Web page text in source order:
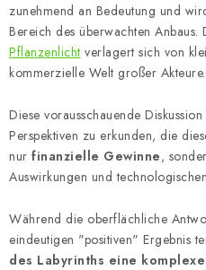
SMARTER GARTEN
Geschäftsbewertung
zunehmend an Bedeutung und
Bereich des überwachten Anbaus.
Pflanzenlicht verlagert sich von
kommerzielle Welt großer Akteure.
Diese vorausschauende
Perspektiven zu erkunden, die
nur finanzielle Gewinne,
Auswirkungen und
Während die oberflächliche
eindeutigen "positiven" Ergebnis
des Labyrinths eine